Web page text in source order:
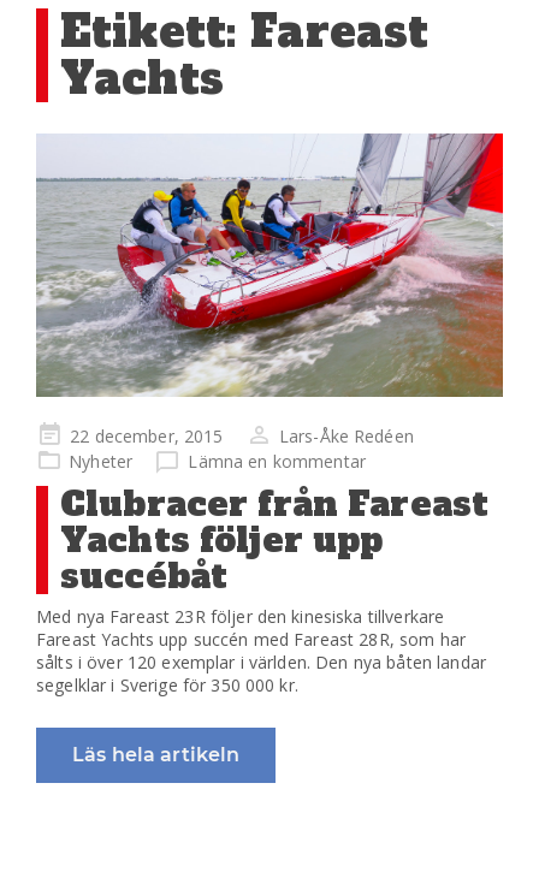
Etikett: Fareast
Yachts
Publicerad
på
22 december, 2015
Lars-Åke Redéen
Nyheter
Lämna en kommentar
Clubracer från Fareast
Yachts följer upp
succébåt
Med nya Fareast 23R följer den kinesiska tillverkare
Fareast Yachts upp succén med Fareast 28R, som har
sålts i över 120 exemplar i världen. Den nya båten landar
segelklar i Sverige för 350 000 kr.
Läs hela artikeln